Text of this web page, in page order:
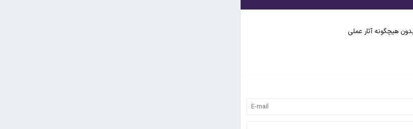
هیچگونه آثار عملی